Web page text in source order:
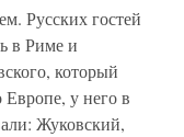
Русских гостей
в Риме и
который
у него в
Жуковский,